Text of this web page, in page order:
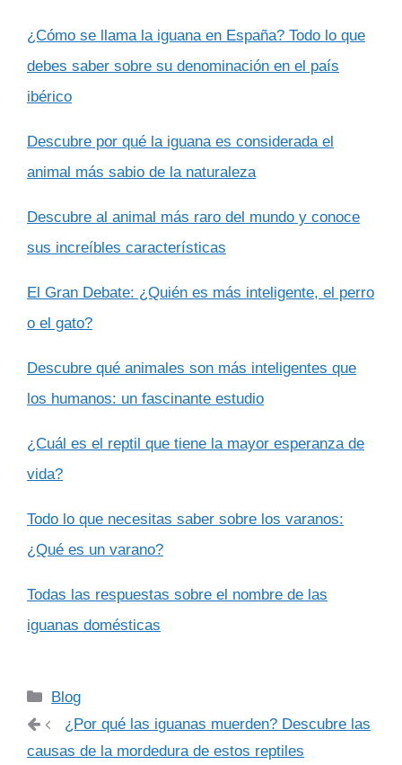
¿Cómo se llama la iguana en España? Todo lo que
debes saber sobre su denominación en el país
ibérico
Descubre por qué la iguana es considerada el
animal más sabio de la naturaleza
Descubre al animal más raro del mundo y conoce
sus increíbles características
El Gran Debate: ¿Quién es más inteligente, el perro
o el gato?
Descubre qué animales son más inteligentes que
los humanos: un fascinante estudio
¿Cuál es el reptil que tiene la mayor esperanza de
vida?
Todo lo que necesitas saber sobre los varanos:
¿Qué es un varano?
Todas las respuestas sobre el nombre de las
iguanas domésticas
Categorías
Blog
¿Por qué las iguanas muerden? Descubre las
causas de la mordedura de estos reptiles